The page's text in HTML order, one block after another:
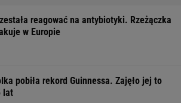
reagować na antybiotyki. Rzeżączka
w Europie
pobiła rekord Guinnessa. Zajęło jej to
lat